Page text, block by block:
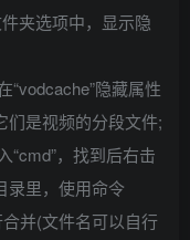
夹选项中，显示隐
“vodcache”隐藏属性
们是视频的分段文件;
“cmd”，找到后右击
录里，使用命令
并(文件名可以自行